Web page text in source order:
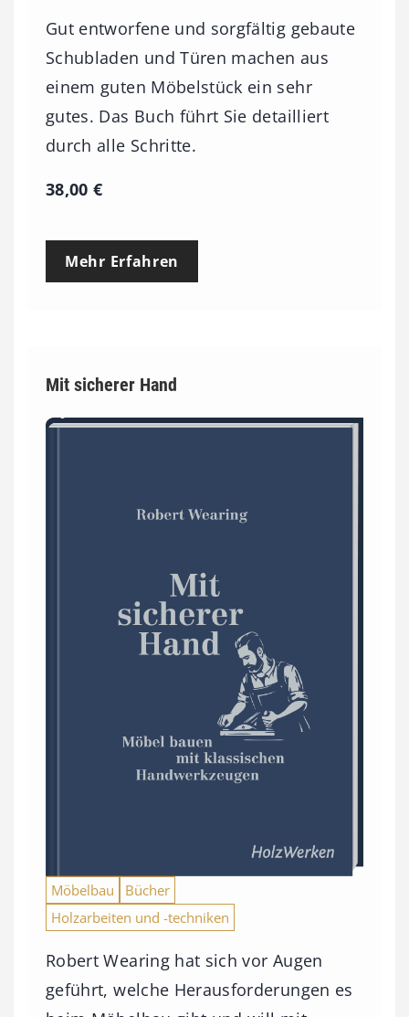
Gut entworfene und sorgfältig gebaute
Schubladen und Türen machen aus
einem guten Möbelstück ein sehr
gutes. Das Buch führt Sie detailliert
durch alle Schritte.
38,00€
Mehr Erfahren
Mit sicherer Hand
Möbelbau
Bücher
Holzarbeiten und -techniken
Robert Wearing hat sich vor Augen
geführt, welche Herausforderungen es